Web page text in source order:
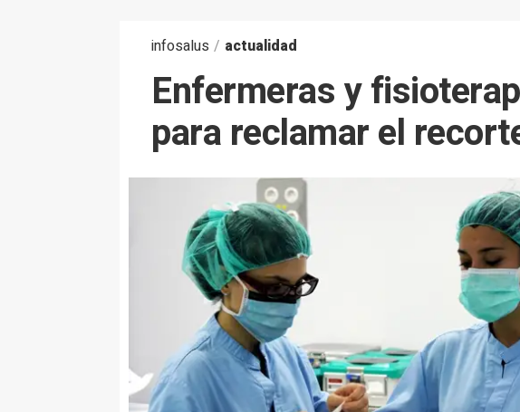
infosalus / actualidad
Enfermeras y
para reclamar el